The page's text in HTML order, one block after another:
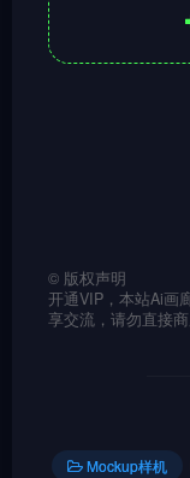
© 版权声明
开通VIP，本站Ai画
享交流，请勿直接
Mockup样机